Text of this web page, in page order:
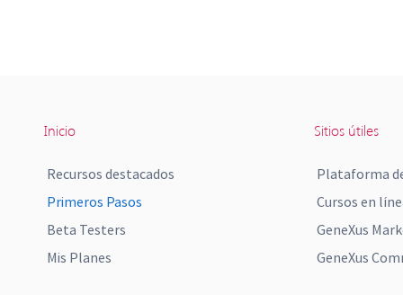
Inicio
Recursos destacados
Primeros Pasos
Beta Testers
Mis Planes
Sitios útiles
Plataforma
Cursos en
GeneXus
GeneXus